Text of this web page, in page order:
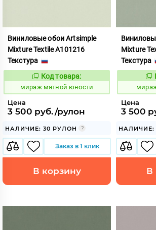
Виниловые обои Artsimple
Mixture Textile A101216
Текстура
992248
Код товара:
мираж мятной юности
Цена
3 500 руб./рулон
НАЛИЧИЕ: 30 РУЛОН
Заказ в 1 клик
В корзину
Mixture
Текстура
Цена
3 500
НАЛИЧИЕ:
В